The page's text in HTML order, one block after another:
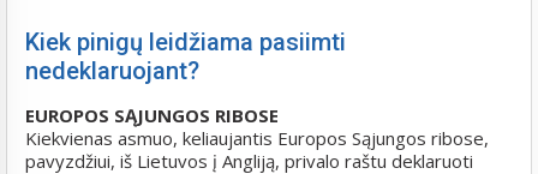
Kiek pinigų leidžiama pasiimti
nedeklaruojant?
EUROPOS SĄJUNGOS RIBOSE
Kiekvienas asmuo, keliaujantis Europos Sąjungos ribose,
pavyzdžiui, iš Lietuvos į Angliją, privalo raštu deklaruoti